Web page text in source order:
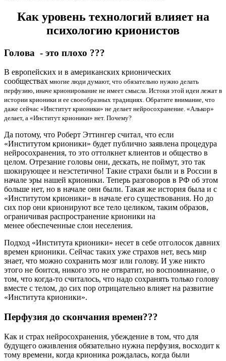
Как уровень технологий влияет на
психологию крионистов
Голова - это плохо ???
В европейских и в американских крионических
сообществах многие люди думают, что обязательно нужно делать
перфузию, иначе крионирование не имеет смысла. Истоки этой идеи лежат в
истории крионики и ее своеобразных традициях. Обратите внимание, что
даже сейчас «Институт крионики» не делает нейросохранение. «Алькор»
делает, а «Институт крионики» нет. Почему?
Да потому, что Роберт Эттингер считал, что если
«Институтом крионики» будет публично заявлена процедура
нейросохранения, то это оттолкнет клиентов и общество в
целом. Отрезание головы они, дескать, не поймут, это так
шокирующее и неэстетично! Такие страхи были и в России в
начале эры нашей крионики. Теперь разговоров в РФ об этом
больше нет, но в начале они были. Такая же история была и с
«Институтом крионики» в начале его существования. Но до
сих пор они крионируют все тело целиком, таким образов,
ограничивая распространение крионики на
менее обеспеченные слои неселения.
Подход «Института крионики» несет в себе отголосок давних
времен крионики. Сейчас таких уже страхов нет, весь мир
знает, что можно сохранить мозг или голову. И уже никто
этого не боится, никого это не отвратит, но воспоминание, о
том, что когда-то считалось, что надо сохранять только голову
вместе с телом, до сих пор отрицательно влияет на развитие
«Института крионики».
Перфузия до скончания времен???
Как и страх нейросохранения, убеждение в том, что для
будущего оживления обязательно нужна перфузия, восходит к
тому времени, когда крионика рождалась, когда были